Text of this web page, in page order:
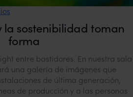
la sostenibilidad toman
forma
entre bastidores. En nuestra sala
una galería de imágenes que
de última generación,
de producción y a las personas